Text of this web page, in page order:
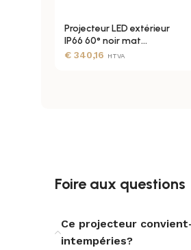
PUISSANCE
Projecteur LED extérieur
IP66 60° noir mat
dimmable 0-10V
€ 340,16 HTVA
Foire aux questions
Ce projecteur
intempéries?